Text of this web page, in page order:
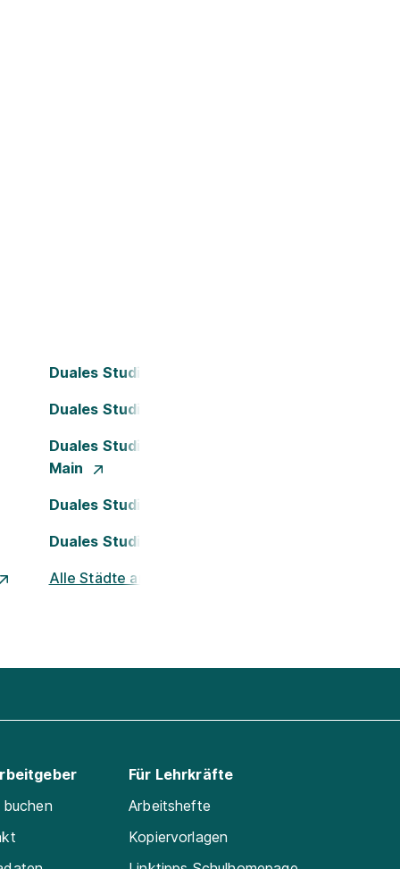
Duales Studium Bielefeld
Duales Studium Darmstadt
Duales Studium Frankfurt am
Main
Duales Studium Köln
Duales Studium Nürnberg
Alle Städte ansehen
Für Lehrkräfte
Arbeitshefte
Kopiervorlagen